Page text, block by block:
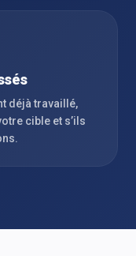
déjà travaillé,
cible et s’ils